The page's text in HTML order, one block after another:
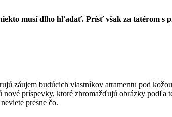
musí dlho hľadať. Prísť však za tatérom s
záujem budúcich vlastníkov atramentu pod
príspevky, ktoré zhromažďujú obrázky
presne čo.